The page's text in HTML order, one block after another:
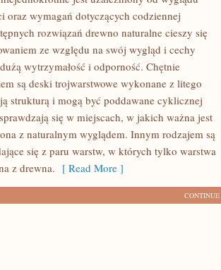
oraz wymagań dotyczących codziennej
rozwiązań drewno naturalne cieszy się
ze względu na swój wygląd i cechy
wytrzymałość i odporność. Chętnie
są deski trojwarstwowe wykonane z litego
strukturą i mogą być poddawane cyklicznej
się w miejscach, w jakich ważna jest
z naturalnym wyglądem. Innym rodzajem są
się z paru warstw, w których tylko warstwa
z drewna. [ Read More ]
CONTINUE